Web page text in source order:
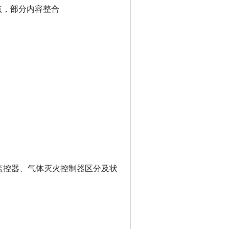
部分内容整合
器、气体灭火控制器区分及状